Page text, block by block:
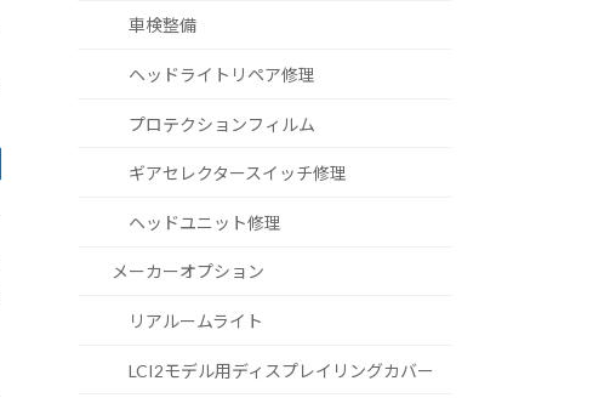
車検整備
ヘッドライトリペア修理
プロテクションフィルム
ギアセレクタースイッチ修理
ヘッドユニット修理
メーカーオプション
リアルームライト
LCI2モデル用ディスプレイリングカバー